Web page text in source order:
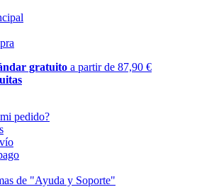
gratuito a partir de 87,90 €
pedido?
de "Ayuda y Soporte"